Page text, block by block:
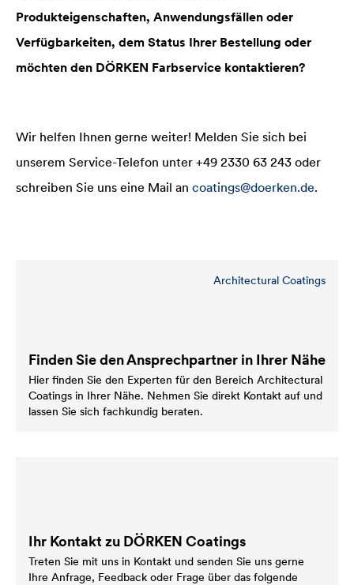
Produkteigenschaften, Anwendungsfällen oder
Verfügbarkeiten, dem Status Ihrer Bestellung oder
möchten den DÖRKEN Farbservice kontaktieren?
Wir helfen Ihnen gerne weiter! Melden Sie sich bei
unserem Service-Telefon unter +49 2330 63 243 oder
schreiben Sie uns eine Mail an coatings@doerken.de.
Architectural Coatings
Finden Sie den Ansprechpartner in Ihrer Nähe
Hier finden Sie den Experten für den Bereich Architectural
Coatings in Ihrer Nähe. Nehmen Sie direkt Kontakt auf und
lassen Sie sich fachkundig beraten.
Ihr Kontakt zu DÖRKEN Coatings
Treten Sie mit uns in Kontakt und senden Sie uns gerne
Ihre Anfrage, Feedback oder Frage über das folgende